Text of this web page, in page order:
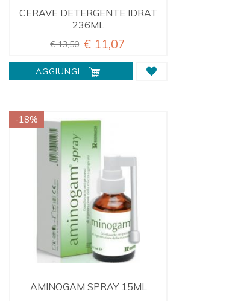
CERAVE DETERGENTE IDRAT
236ML
€ 13,50 € 11,07
AGGIUNGI
AMINOGAM SPRAY 15ML
-18%